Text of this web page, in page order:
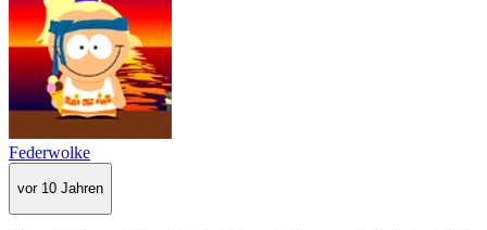
Federwolke
vor 10 Jahren